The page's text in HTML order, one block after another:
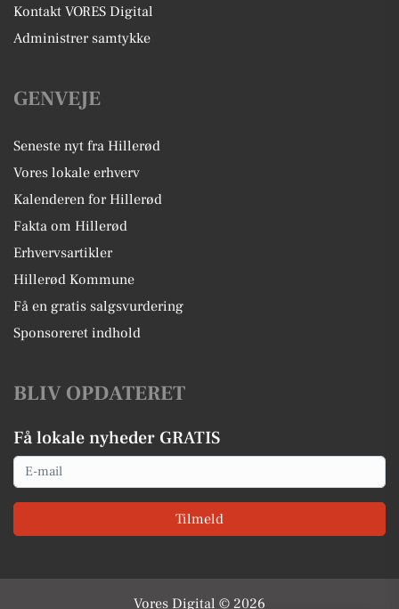
Kontakt VORES Digital
Administrer samtykke
GENVEJE
Seneste nyt fra Hillerød
Vores lokale erhverv
Kalenderen for Hillerød
Fakta om Hillerød
Erhvervsartikler
Hillerød Kommune
Få en gratis salgsvurdering
Sponsoreret indhold
BLIV OPDATERET
Få lokale nyheder GRATIS
Email
Tilmeld
Vores Digital © 2026